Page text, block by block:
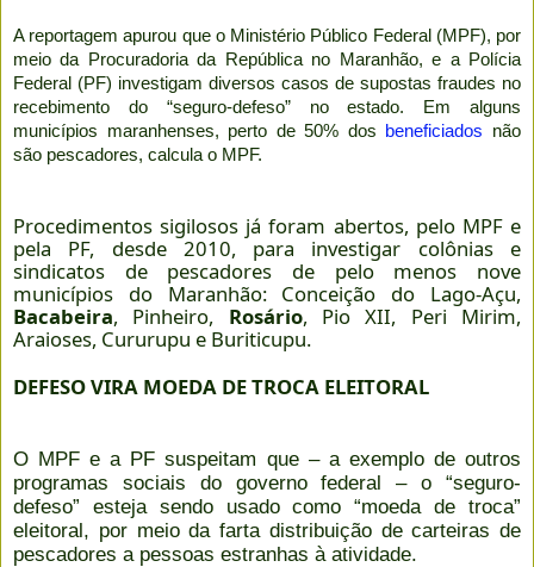
A reportagem apurou que o Ministério Público Federal (MPF), por
meio da Procuradoria da República no Maranhão, e a Polícia
Federal (PF) investigam diversos casos de supostas fraudes no
recebimento do “seguro-defeso” no estado. Em alguns
municípios maranhenses, perto de 50% dos beneficiados não
são pescadores, calcula o MPF.
Procedimentos sigilosos já foram abertos, pelo MPF e
pela PF, desde 2010, para investigar colônias e
sindicatos de pescadores de pelo menos nove
municípios do Maranhão: Conceição do Lago-Açu,
Bacabeira, Pinheiro, Rosário, Pio XII, Peri Mirim,
Araioses, Cururupu e Buriticupu.
DEFESO VIRA MOEDA DE TROCA ELEITORAL
O MPF e a PF suspeitam que – a exemplo de outros
programas sociais do governo federal – o “seguro-
defeso” esteja sendo usado como “moeda de troca”
eleitoral, por meio da farta distribuição de carteiras de
pescadores a pessoas estranhas à atividade.